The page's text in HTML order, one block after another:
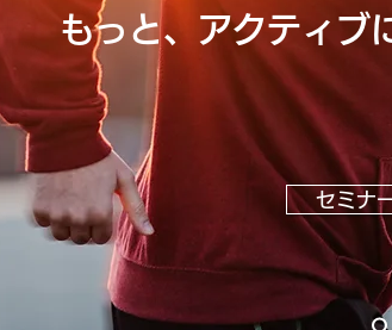
もっと、アクティブ
セミナ